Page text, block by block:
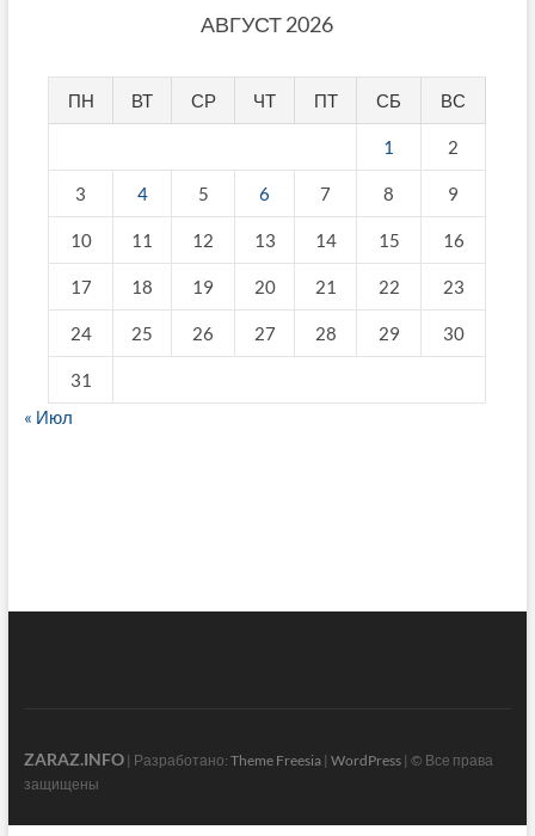
АВГУСТ 2026
ПН ВТ СР ЧТ ПТ СБ ВС
1 2
3 4 5 6 7 8 9
10 11 12 13 14 15 16
17 18 19 20 21 22 23
24 25 26 27 28 29 30
31
« Июл
ZARAZ.INFO| Разработано: Theme Freesia| WordPress| © Все права
защищены